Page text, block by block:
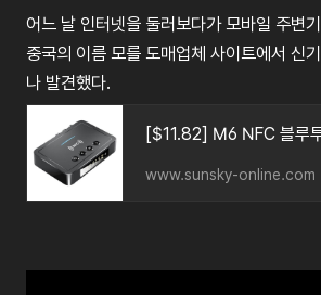
어느 날 인터넷을 둘러보다가 모바일 주변
중국의 이름 모를 도매업체 사이트에서 신
나 발견했다.
www.sunsky-online.com